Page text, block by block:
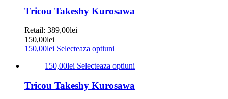
Tricou Takeshy Kurosawa
Retail: 389,00lei
150,00lei
150,00lei Selecteaza optiuni
150,00lei Selecteaza optiuni
Tricou Takeshy Kurosawa